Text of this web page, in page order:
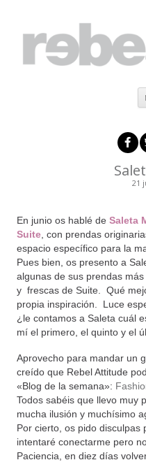
21
En junio os hablé de Saleta
Suite, con prendas
espacio específico para la
Pues bien, os presento a
algunas de sus prendas
y frescas de Suite. Qué
propia inspiración. Luce
¿le contamos a Saleta cuál
mí el primero, el quinto y el
Aprovecho para mandar un
creído que Rebel Attitude
«Blog de la semana»:
Todos sabéis que llevo muy
mucha ilusión y muchísimo
Por cierto, os pido disculpas
intentaré conectarme pero
Paciencia, en diez días